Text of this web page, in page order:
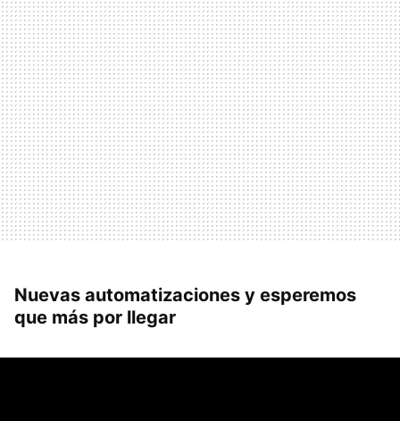
Nuevas automatizaciones y esperemos
que más por llegar